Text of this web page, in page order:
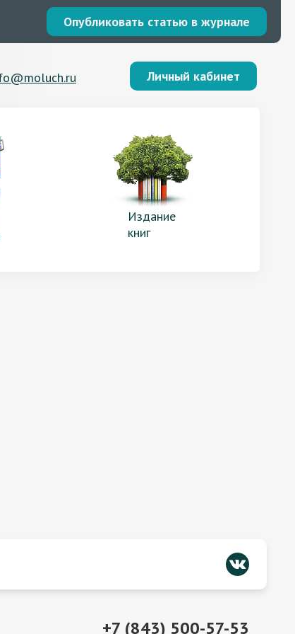
Опубликовать статью в журнале
Личный кабинет
Издание
книг
+7 (843) 500-57-53